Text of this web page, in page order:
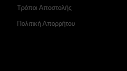
Τρόποι Αποστολής
Πολιτική Απορρήτου